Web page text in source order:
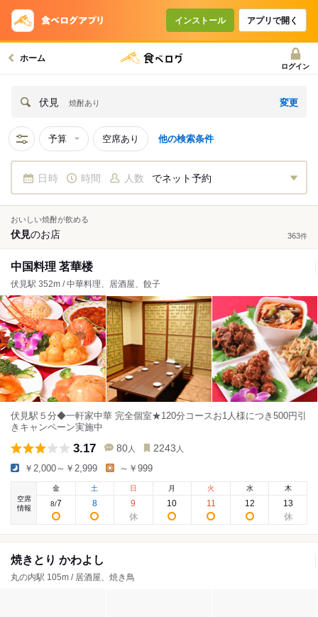
インストール アプリで開く
ホーム
ログイン
伏見 焼酎あり 変更
予算 空席あり 他の検索条件
日時 時間 人数 でネット予約
おいしい焼酎が飲める
伏見のお店 363件
中国料理 茗華楼
伏見駅 352m / 中華料理、居酒屋、餃子
伏見駅５分◆一軒家中華 完全個室★120分コースお1人様につき500円引
きキャンペーン実施中
3.17 80 人 2243 人
￥2,000～￥2,999 ～￥999
空席
情報
金
8/7
土
8
日
9
月
10
火
11
水
12
木
13
焼きとり かわよし
丸の内駅 105m / 居酒屋、焼き鳥